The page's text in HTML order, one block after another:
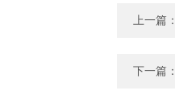
上一篇：
下一篇：